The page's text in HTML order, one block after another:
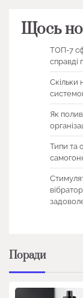
Щось
ТОП-7
справді
Скільки
Як
Типи та
Поради